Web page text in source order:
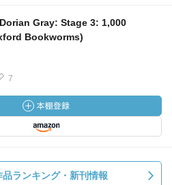
Gray: Stage 3: 1,000
Bookworms)
7
ランキング・新刊情報